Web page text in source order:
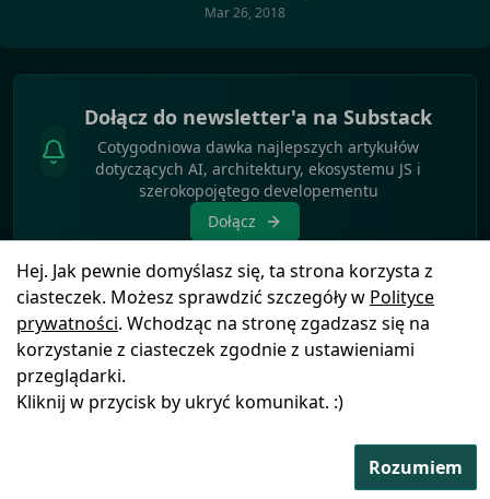
Mar 26, 2018
Dołącz do newsletter'a na Substack
Cotygodniowa dawka najlepszych artykułów
dotyczących AI, architektury, ekosystemu JS i
szerokopojętego developementu
Dołącz
Hej. Jak pewnie domyślasz się, ta strona korzysta z
ciasteczek. Możesz sprawdzić szczegóły w Polityce
prywatności. Wchodząc na stronę zgadzasz się na
korzystanie z ciasteczek zgodnie z ustawieniami
przeglądarki.
Kliknij w przycisk by ukryć komunikat. :)
Rozumiem
Polityka
prywatności
© Copyright2025byBlogIkony pochodzą z